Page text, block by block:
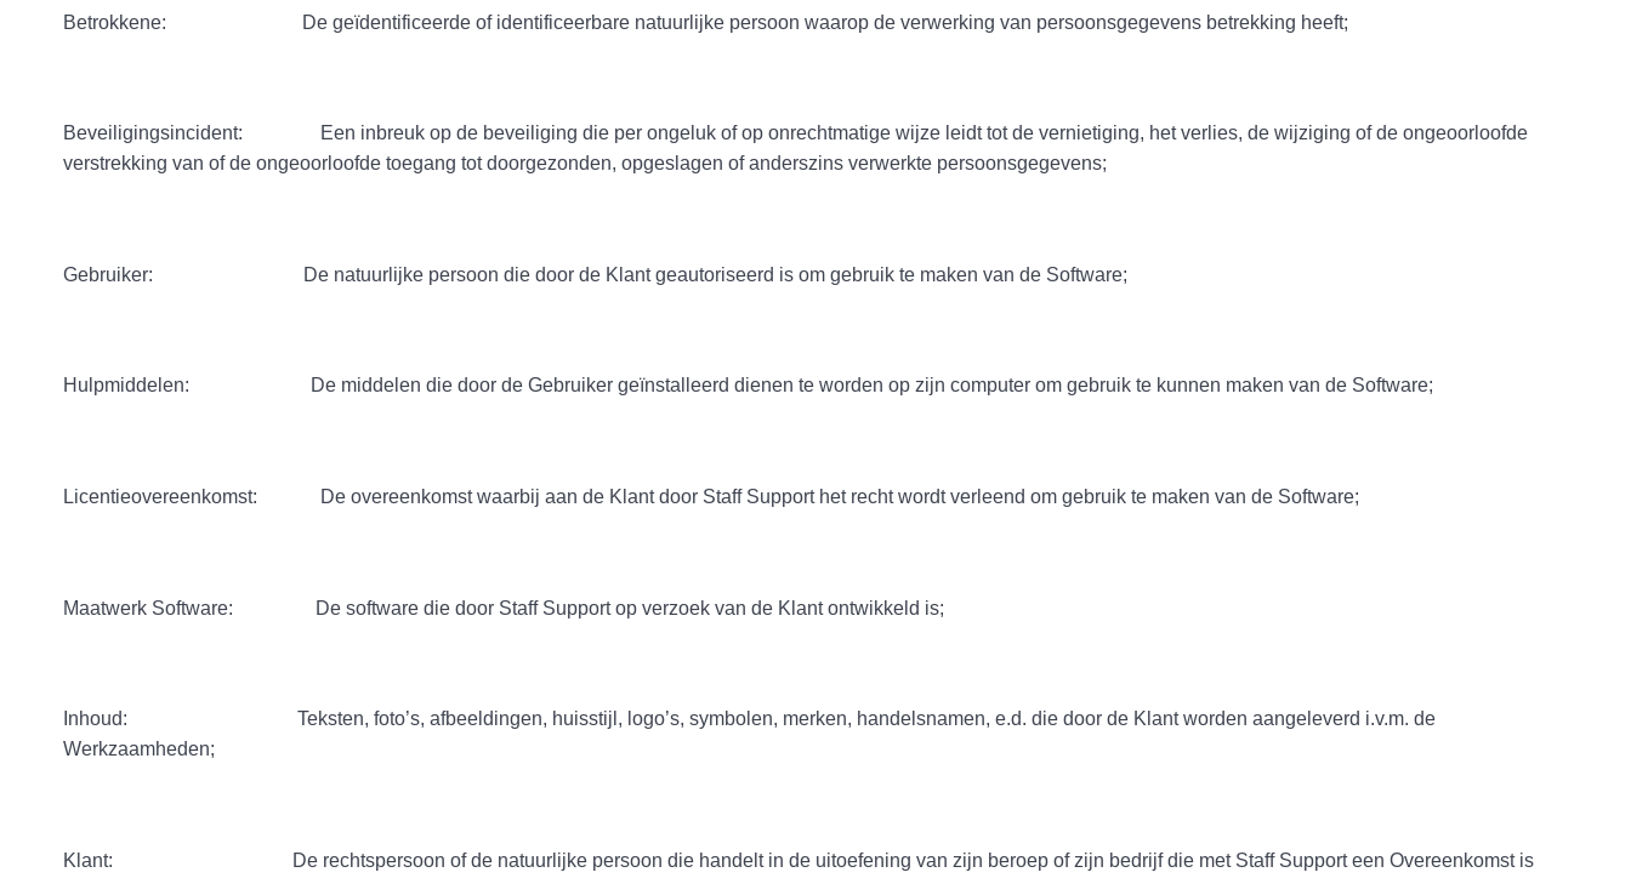
Betrokkene: De geïdentificeerde of identificeerbare natuurlijke persoon waarop de verwerking van persoonsgegevens betrekking heeft;
Beveiligingsincident: Een inbreuk op de beveiliging die per ongeluk of op onrechtmatige wijze leidt tot de vernietiging, het verlies, de wijziging of de ongeoorloofde
verstrekking van of de ongeoorloofde toegang tot doorgezonden, opgeslagen of anderszins verwerkte persoonsgegevens;
Gebruiker: De natuurlijke persoon die door de Klant geautoriseerd is om gebruik te maken van de Software;
Hulpmiddelen: De middelen die door de Gebruiker geïnstalleerd dienen te worden op zijn computer om gebruik te kunnen maken van de Software;
Licentieovereenkomst: De overeenkomst waarbij aan de Klant door Staff Support het recht wordt verleend om gebruik te maken van de Software;
Maatwerk Software: De software die door Staff Support op verzoek van de Klant ontwikkeld is;
Inhoud: Teksten, foto’s, afbeeldingen, huisstijl, logo’s, symbolen, merken, handelsnamen, e.d. die door de Klant worden aangeleverd i.v.m. de
Werkzaamheden;
Klant: De rechtspersoon of de natuurlijke persoon die handelt in de uitoefening van zijn beroep of zijn bedrijf die met Staff Support een Overeenkomst is